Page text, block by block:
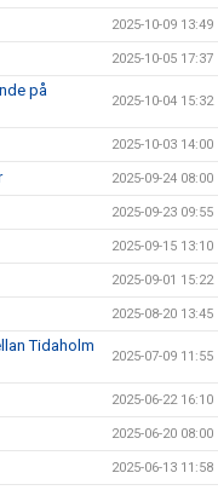
2025-10-09 13:49
2025-10-05 17:37
på
2025-10-04 15:32
2025-10-03 14:00
2025-09-24 08:00
2025-09-23 09:55
2025-09-15 13:10
2025-09-01 15:22
2025-08-20 13:45
Tidaholm
2025-07-09 11:55
2025-06-22 16:10
2025-06-20 08:00
2025-06-13 11:58